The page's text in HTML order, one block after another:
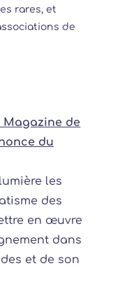
rares, et
de
Magazine de
du
les
des
en œuvre
dans
et de son